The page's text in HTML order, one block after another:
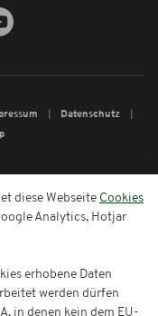
Datenschutz
diese Webseite Cookies
Analytics, Hotjar
erhobene Daten
werden dürfen
in denen kein dem EU-